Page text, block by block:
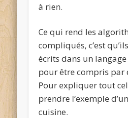
à rien.
Ce qui rend les
compliqués, c’est
écrits dans un
pour être compris par
Pour expliquer tout
prendre l’exemple
cuisine.